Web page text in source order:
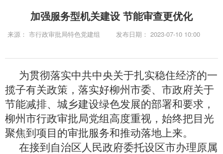
加强服务型机关建设 节能审查更优化
来源： 市行政审批局特色党建组 发布日期： 2023-07-10 10:00
为贯彻落实中共中央关于扎实稳住经济的一
揽子有关政策，落实好柳州市委、市政府关于
节能减排、城乡建设绿色发展的部署和要求，
柳州市行政审批局党组高度重视， 始终把目光
聚焦到项目的审批服务和推动落地上来。
在接到自治区人民政府委托设区市办理原属